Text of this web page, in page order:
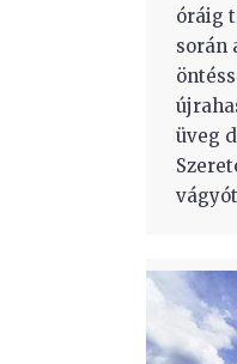
óráig
során
üveg